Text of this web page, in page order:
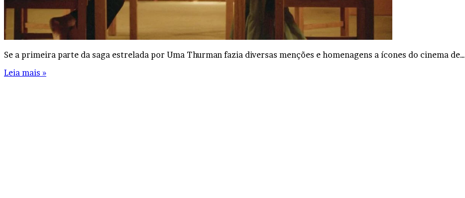
Se a primeira parte da saga estrelada por Uma Thurman fazia diversas menções e homenagens a ícones do cinema de…
Leia mais »